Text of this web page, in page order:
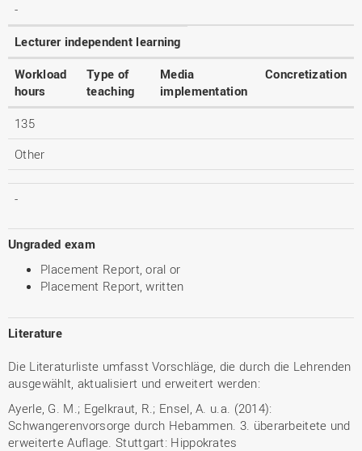
-
Lecturer independent learning
Workload
hours
Type of
teaching
Media
implementation
Concretization
135
Other
-
Ungraded exam
Placement Report, oral or
Placement Report, written
Literature
Die Literaturliste umfasst Vorschläge, die durch die Lehrenden
ausgewählt, aktualisiert und erweitert werden:
Ayerle, G. M.; Egelkraut, R.; Ensel, A. u.a. (2014):
Schwangerenvorsorge durch Hebammen. 3. überarbeitete und
erweiterte Auflage. Stuttgart: Hippokrates